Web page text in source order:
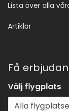
Lista över alla
Artiklar
Få
Välj flygplats